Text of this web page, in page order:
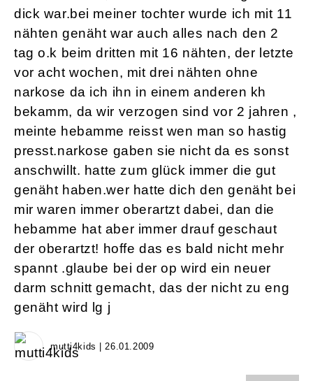
dick war.bei meiner tochter wurde ich mit 11
nähten genäht war auch alles nach den 2
tag o.k beim dritten mit 16 nähten, der letzte
vor acht wochen, mit drei nähten ohne
narkose da ich ihn in einem anderen kh
bekamm, da wir verzogen sind vor 2 jahren ,
meinte hebamme reisst wen man so hastig
presst.narkose gaben sie nicht da es sonst
anschwillt. hatte zum glück immer die gut
genäht haben.wer hatte dich den genäht bei
mir waren immer oberartzt dabei, dan die
hebamme hat aber immer drauf geschaut
der oberartzt! hoffe das es bald nicht mehr
spannt .glaube bei der op wird ein neuer
darm schnitt gemacht, das der nicht zu eng
genäht wird lg j
mutti4kids | 26.01.2009